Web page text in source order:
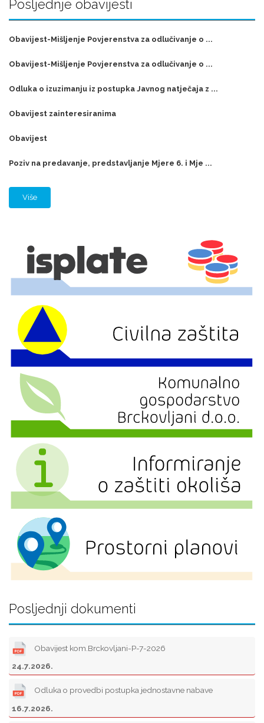
Posljednje obavijesti
Obavijest-Mišljenje Povjerenstva za odlučivanje o ...
Obavijest-Mišljenje Povjerenstva za odlučivanje o ...
Odluka o izuzimanju iz postupka Javnog natječaja z ...
Obavijest zainteresiranima
Obavijest
Poziv na predavanje, predstavljanje Mjere 6. i Mje ...
Više
Posljednji dokumenti
Obavijest kom.Brckovljani-P-7-2026
24.7.2026.
Odluka o provedbi postupka jednostavne nabave
16.7.2026.